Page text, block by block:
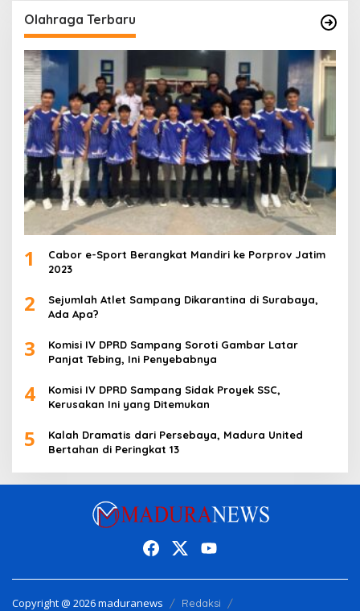
Olahraga Terbaru
1
Cabor e-Sport Berangkat Mandiri ke Porprov Jatim
2023
2
Sejumlah Atlet Sampang Dikarantina di Surabaya,
Ada Apa?
3
Komisi IV DPRD Sampang Soroti Gambar Latar
Panjat Tebing, Ini Penyebabnya
4
Komisi IV DPRD Sampang Sidak Proyek SSC,
Kerusakan Ini yang Ditemukan
5
Kalah Dramatis dari Persebaya, Madura United
Bertahan di Peringkat 13
Copyright @ 2026 maduranews
Redaksi